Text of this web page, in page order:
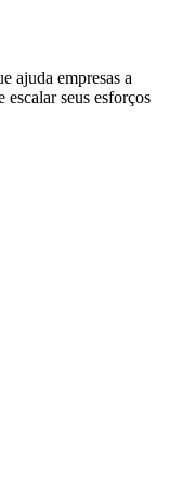
ajuda empresas a
seus esforços